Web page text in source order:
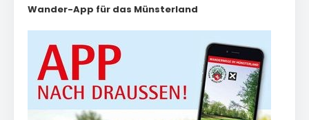
Wander-App für das Münsterland